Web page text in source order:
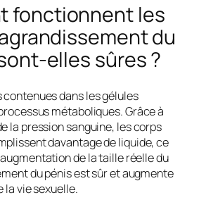
fonctionnent les
du
elles sûres ?
dans les gélules
métaboliques. Grâce à
la pression sanguine, les corps
davantage de liquide, ce
de la taille réelle du
du pénis est sûr et augmente
la vie sexuelle.